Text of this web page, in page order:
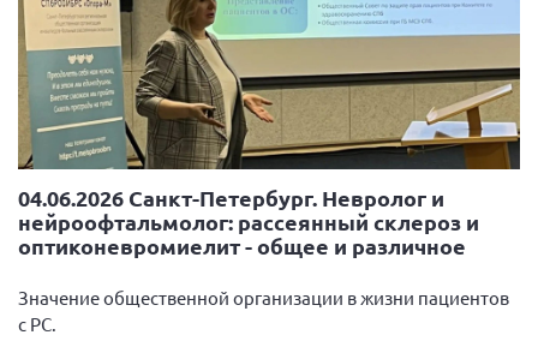
Четвертый съезд
Пятый съезд
Шестой съезд
ОФ «Фонд содействия больным рассеянным
склерозом»
Новости: Казахстан
Письма и официальные ответы
Методическая литература для НКО
04.06.2026 Санкт-Петербург. Невролог и
нейроофтальмолог: рассеянный склероз и
оптиконевромиелит - общее и различное
Значение общественной организации в жизни пациентов
с РС.